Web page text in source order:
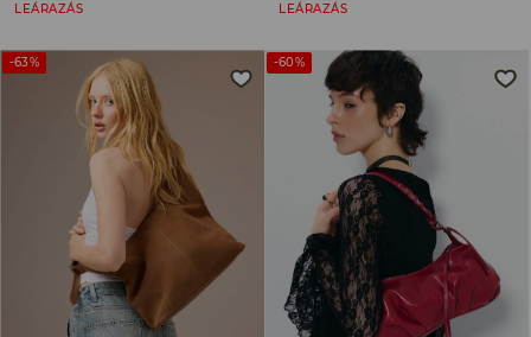
LEÁRAZÁS LEÁRAZÁS
-63% -60%